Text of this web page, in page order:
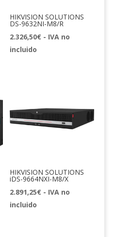
HIKVISION SOLUTIONS
DS-9632NI-M8/R
2.326,50€ - IVA no
incluido
HIKVISION SOLUTIONS
iDS-9664NXI-M8/X
2.891,25€ - IVA no
incluido